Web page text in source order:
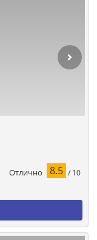
Отлично 8.5 / 10